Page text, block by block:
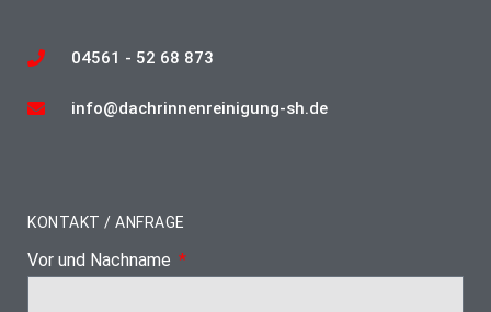
04561 - 52 68 873
info@dachrinnenreinigung-sh.de
KONTAKT / ANFRAGE
Vor und Nachname